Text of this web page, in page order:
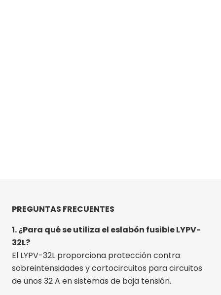
PREGUNTAS FRECUENTES
1. ¿Para qué se utiliza el eslabón fusible LYPV-
32L?
El LYPV-32L proporciona protección contra
sobreintensidades y cortocircuitos para circuitos
de unos 32 A en sistemas de baja tensión.